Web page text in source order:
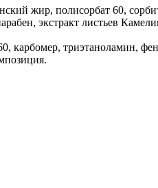
жир, полисорбат 60,
экстракт листьев
триэтаноламин,